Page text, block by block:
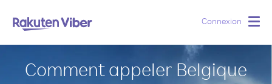
Connexion
Comment appeler Belgique